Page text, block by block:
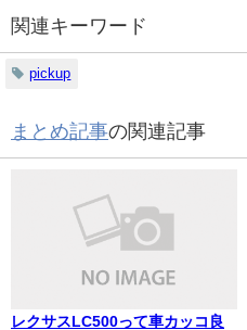
関連キーワード
pickup
まとめ記事の関連記事
レクサスLC500って車カッコ良